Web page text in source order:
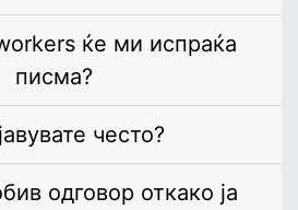
ќе ми испраќа
писма?
често?
одговор откако ја